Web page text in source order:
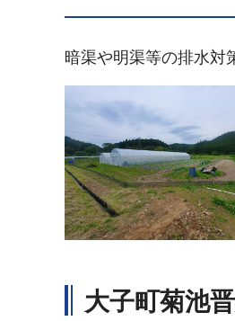
暗渠や明渠等の排水対
大子町菊池